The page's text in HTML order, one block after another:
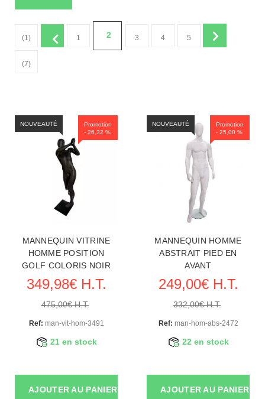
(1) 1 2 3 4 5
(7)
Promotion
- 26,32 %
NOUVEAUTÉ
MANNEQUIN VITRINE
HOMME POSITION
GOLF COLORIS NOIR
349,98€ H.T.
475,00€ H.T.
Ref: man-vit-hom-3491
21 en stock
AJOUTER AU PANIER
Promotion
- 25,00 %
NOUVEAUTÉ
MANNEQUIN HOMME
ABSTRAIT PIED EN
AVANT
249,00€ H.T.
332,00€ H.T.
Ref: man-hom-abs-2472
22 en stock
AJOUTER AU PANIER